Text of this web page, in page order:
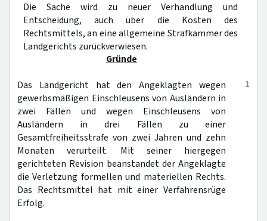
Die Sache wird zu neuer Verhandlung und
Entscheidung, auch über die Kosten des
Rechtsmittels, an eine allgemeine Strafkammer des
Landgerichts zurückverwiesen.
Gründe
1
Das Landgericht hat den Angeklagten wegen
gewerbsmäßigen Einschleusens von Ausländern in
zwei Fällen und wegen Einschleusens von
Ausländern in drei Fällen zu einer
Gesamtfreiheitsstrafe von zwei Jahren und zehn
Monaten verurteilt. Mit seiner hiergegen
gerichteten Revision beanstandet der Angeklagte
die Verletzung formellen und materiellen Rechts.
Das Rechtsmittel hat mit einer Verfahrensrüge
Erfolg.